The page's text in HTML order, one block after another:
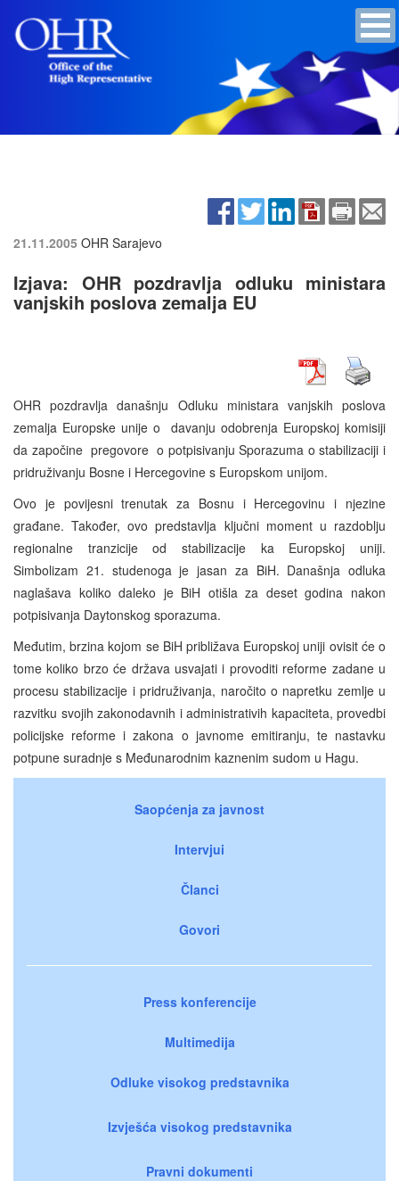
21.11.2005 OHR Sarajevo
Izjava: OHR pozdravlja odluku ministara
vanjskih poslova zemalja EU
OHR pozdravlja današnju Odluku ministara vanjskih poslova
zemalja Europske unije o davanju odobrenja Europskoj komisiji
da započine pregovore o potpisivanju Sporazuma o stabilizaciji i
pridruživanju Bosne i Hercegovine s Europskom unijom.
Ovo je povijesni trenutak za Bosnu i Hercegovinu i njezine
građane. Također, ovo predstavlja ključni moment u razdoblju
regionalne tranzicije od stabilizacije ka Europskoj uniji.
Simbolizam 21. studenoga je jasan za BiH. Današnja odluka
naglašava koliko daleko je BiH otišla za deset godina nakon
potpisivanja Daytonskog sporazuma.
Međutim, brzina kojom se BiH približava Europskoj uniji ovisit će o
tome koliko brzo će država usvajati i provoditi reforme zadane u
procesu stabilizacije i pridruživanja, naročito o napretku zemlje u
razvitku svojih zakonodavnih i administrativih kapaciteta, provedbi
policijske reforme i zakona o javnome emitiranju, te nastavku
potpune suradnje s Međunarodnim kaznenim sudom u Hagu.
Saopćenja za javnost
Intervjui
Članci
Govori
Press konferencije
Multimedija
Odluke visokog predstavnika
Izvješća visokog predstavnika
Pravni dokumenti